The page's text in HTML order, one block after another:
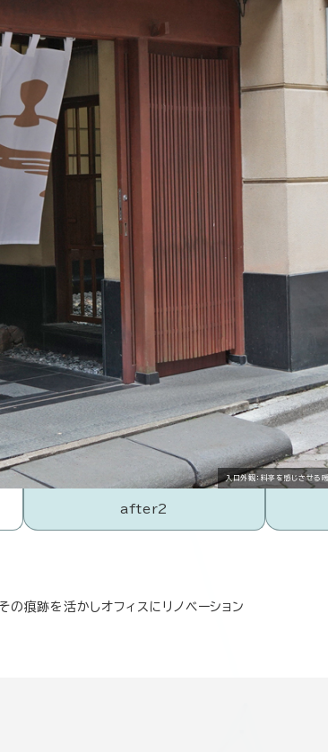
入口外観：料亭を感じさせ
after2
痕跡を活かしオフィスにリノベーション